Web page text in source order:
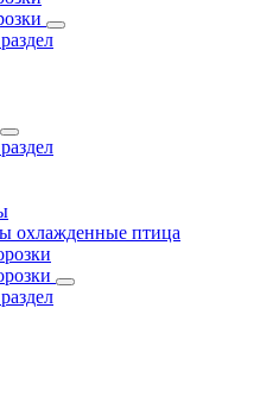
охлажденные птица